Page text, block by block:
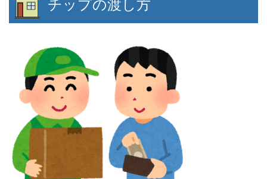
チップの渡し方